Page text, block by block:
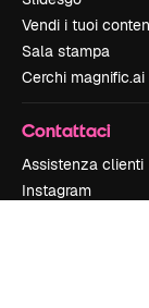
Vendi i tuoi
Sala stampa
Cerchi magnific.ai
Contattaci
Assistenza clienti
Instagram